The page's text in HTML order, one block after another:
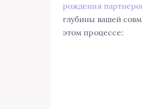
рождения
глубины вашей
этом процессе: